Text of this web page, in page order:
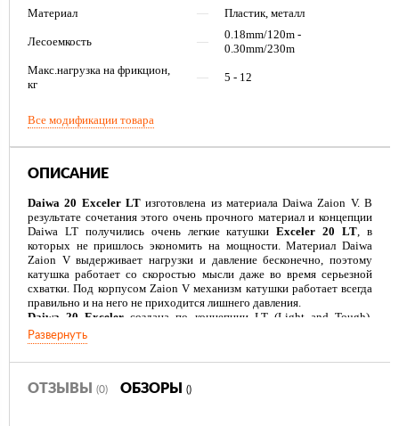
Материал
— Пластик, металл
Лесоемкость —
0.18mm/120m -
0.30mm/230m
Макс.нагрузка на фрикцион,
кг
— 5 - 12
Все модификации товара
ОПИСАНИЕ
Daiwa 20 Exceler LTизготовлена из материала Daiwa Zaion V. В
результате сочетания этого очень прочного материал и концепции
Daiwa LT получились очень легкие катушкиExceler 20 LT, в
которых не пришлось экономить на мощности. Материал Daiwa
Zaion V выдерживает нагрузки и давление бесконечно, поэтому
катушка работает со скоростью мысли даже во время серьезной
схватки. Под корпусом Zaion V механизм катушки работает всегда
правильно и на него не приходится лишнего давления.
Daiwa 20 Exceler создана по концепции LT (Light and Tough),
целью которой является предоставить рыболовам по всему миру
более легкие и крепкие безынерционные катушки, сохранив при
этому знаменитую чувствительность, мягкость и надежность Daiwa
изготовленные по концепции LT физически меньше и легче, но
Развернуть
ОТЗЫВЫ (0) ОБЗОРЫ ()